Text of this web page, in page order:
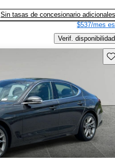
Sin tasas de concesionario adicionales
$537/mes
Verif. disponibilidad